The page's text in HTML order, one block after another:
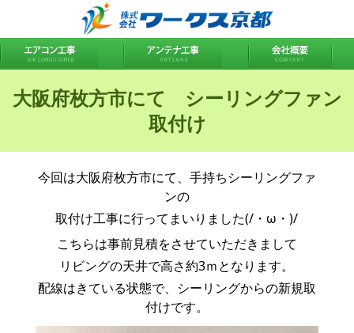
大阪府枚方市にて シーリングファン
取付け
今回は大阪府枚方市にて、手持ちシーリングファ
ンの
取付け工事に行ってまいりました(/・ω・)/
こちらは事前見積をさせていただきまして
リビングの天井で高さ約3ｍとなります。
配線はきている状態で、シーリングからの新規取
付けです。